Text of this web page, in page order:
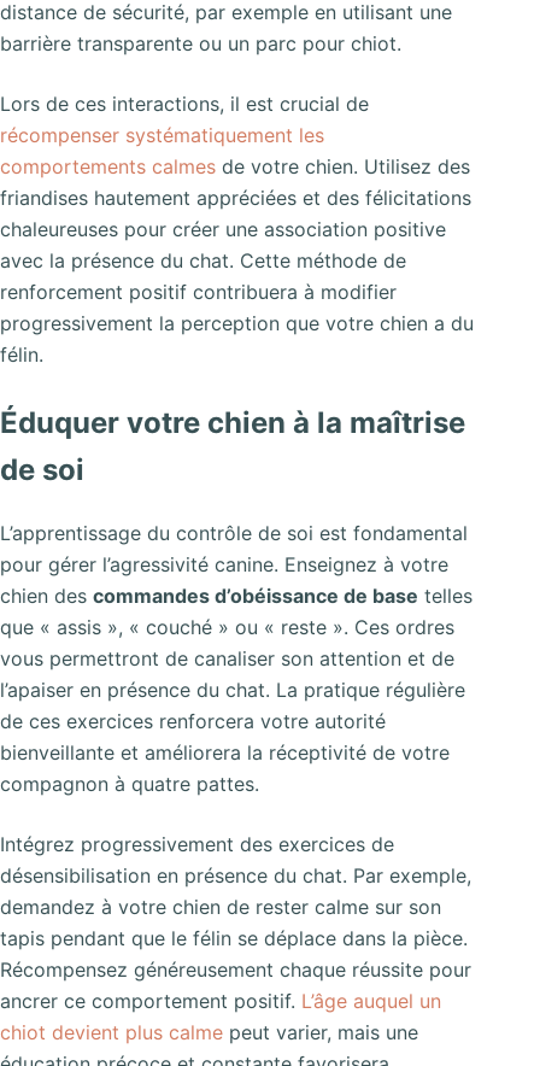
distance de sécurité, par exemple en utilisant une
barrière transparente ou un parc pour chiot.
Lors de ces interactions, il est crucial de
récompenser systématiquement les
comportements calmes de votre chien. Utilisez des
friandises hautement appréciées et des félicitations
chaleureuses pour créer une association positive
avec la présence du chat. Cette méthode de
renforcement positif contribuera à modifier
progressivement la perception que votre chien a du
félin.
Éduquer votre chien à la maîtrise
de soi
L’apprentissage du contrôle de soi est fondamental
pour gérer l’agressivité canine. Enseignez à votre
chien des commandes d’obéissance de base telles
que « assis », « couché » ou « reste ». Ces ordres
vous permettront de canaliser son attention et de
l’apaiser en présence du chat. La pratique régulière
de ces exercices renforcera votre autorité
bienveillante et améliorera la réceptivité de votre
compagnon à quatre pattes.
Intégrez progressivement des exercices de
désensibilisation en présence du chat. Par exemple,
demandez à votre chien de rester calme sur son
tapis pendant que le félin se déplace dans la pièce.
Récompensez généreusement chaque réussite pour
ancrer ce comportement positif. L’âge auquel un
chiot devient plus calme peut varier, mais une